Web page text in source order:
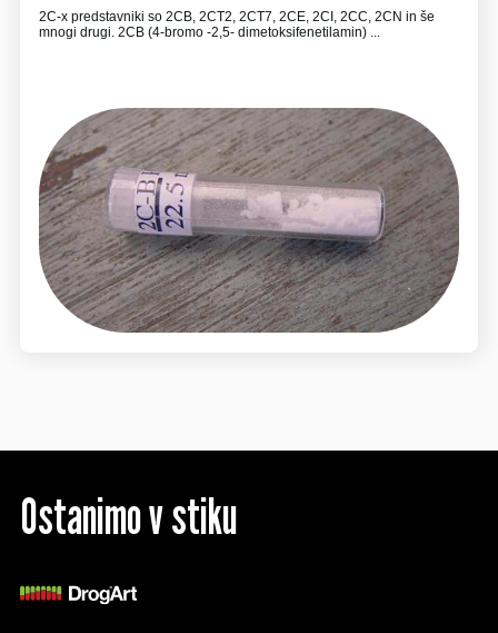
2C-x predstavniki so 2CB, 2CT2, 2CT7, 2CE, 2CI, 2CC, 2CN in še
mnogi drugi. 2CB (4-bromo -2,5- dimetoksifenetilamin) ...
Ostanimo v stiku